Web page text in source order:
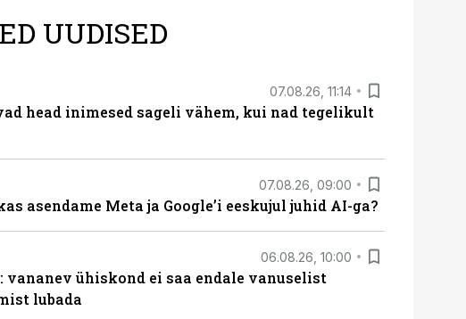
UUDISED
07.08.26, 11:14
head inimesed sageli vähem, kui nad tegelikult
07.08.26, 09:00
asendame Meta ja Google’i eeskujul juhid AI-ga?
06.08.26, 10:00
vananev ühiskond ei saa endale vanuselist
lubada